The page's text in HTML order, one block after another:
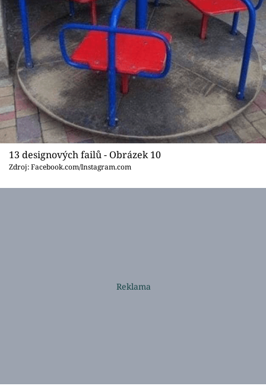
13 designových failů - Obrázek 10
Zdroj: Facebook.com/Instagram.com